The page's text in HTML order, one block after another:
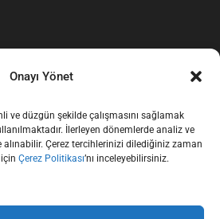
Onayı Yönet
ve düzgün şekilde çalışmasını sağlamak
İlerleyen dönemlerde analiz ve
alınabilir. Çerez tercihlerinizi dilediğiniz zaman
Çerez Politikası’nı inceleyebilirsiniz.